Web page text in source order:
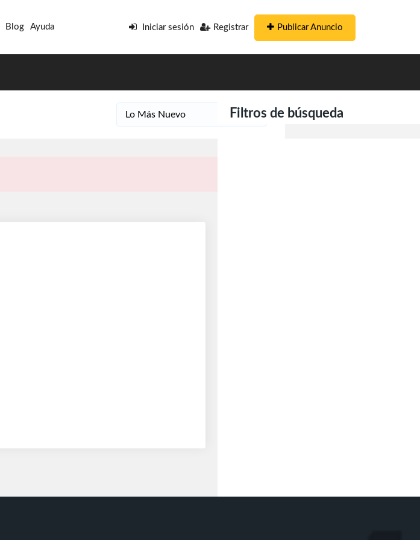
Blog Ayuda Iniciar sesión Registrar Publicar Anuncio
Filtros de búsqueda